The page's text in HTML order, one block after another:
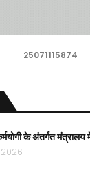
25071115874
के अंतर्गत मंत्रालय
2026